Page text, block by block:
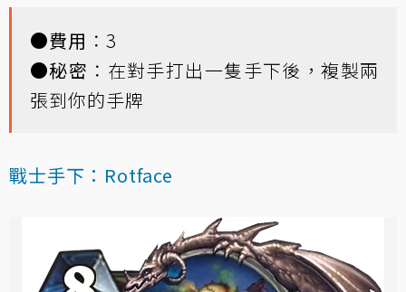
●費用 ：3
●秘密 ：在對手打出一隻手下後，複製兩
張到你的手牌
戰士手下：Rotface